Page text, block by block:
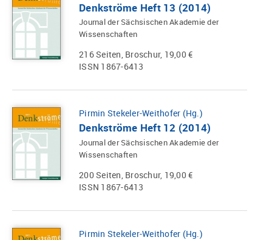
Denkströme Heft 13 (2014)
Journal der Sächsischen Akademie der
Wissenschaften
216 Seiten, Broschur, 19,00 €
ISSN 1867-6413
Pirmin Stekeler-Weithofer (Hg.)
Denkströme Heft 12 (2014)
Journal der Sächsischen Akademie der
Wissenschaften
200 Seiten, Broschur, 19,00 €
ISSN 1867-6413
Pirmin Stekeler-Weithofer (Hg.)